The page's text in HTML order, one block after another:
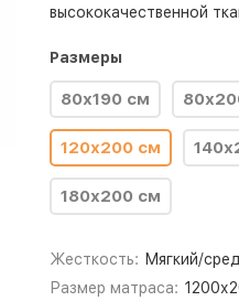
высококачественной
Размеры
80х190 cм
120х200 cм
180х200 cм
Жесткость: Мягкий/
Размер матраса: